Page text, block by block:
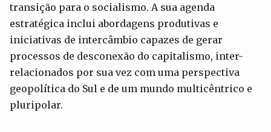
transição para o socialismo. A sua agenda
estratégica inclui abordagens produtivas e
iniciativas de intercâmbio capazes de gerar
processos de desconexão do capitalismo, inter-
relacionados por sua vez com uma perspectiva
geopolítica do Sul e de um mundo multicêntrico e
pluripolar.